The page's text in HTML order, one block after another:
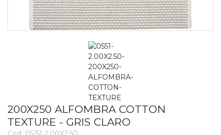
200X250 ALFOMBRA COTTON
TEXTURE - GRIS CLARO